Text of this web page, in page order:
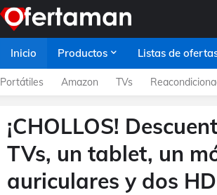
Inicio Productos Listas de
Portátiles Amazon TVs
¡CHOLLOS!
TVs, un tablet, un
auriculares y dos